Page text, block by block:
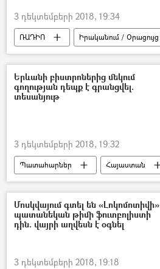
3 դեկտեմբերի 2018, 19:34
ՌԱԴԻՈ Իրականում / Օրացույց
Երևանի բիստրոներից մեկում
գողության դեպք է գրանցվել.
տեսանյութ
3 դեկտեմբերի 2018, 19:32
Պատահարներ Հայաստան
Մոսկվայում գտել են «Լոկոմոտիվի»
պատանեկան թիմի ֆուտբոլիստի
դին. վայրի աղվեսն է օգնել
3 դեկտեմբերի 2018, 19:18